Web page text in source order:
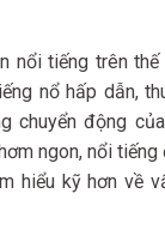
nổi tiếng trên
nổ hấp dẫn,
chuyển động
ngon, nổi
hiểu kỹ hơn về